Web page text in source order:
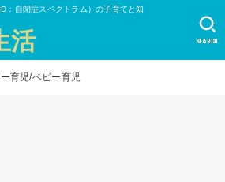
：自閉症スペクトラム）の子育てと知
活 SEARCH
育児 ベビー育児